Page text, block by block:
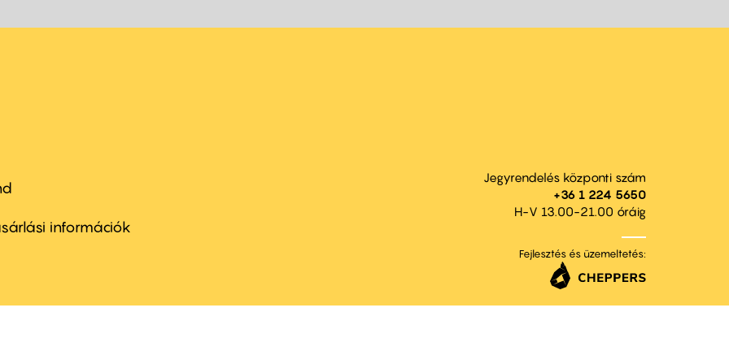
információk
Jegyrendelés központi szám
+36 1 224 5650
H-V 13.00-21.00 óráig
Fejlesztés és üzemeltetés: